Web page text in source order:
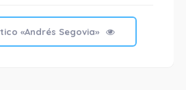
«Andrés Segovia»